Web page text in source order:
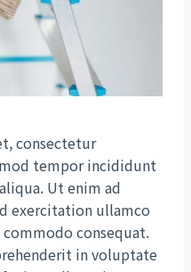
consectetur
tempor incididunt
Ut enim ad
exercitation ullamco
consequat.
in voluptate